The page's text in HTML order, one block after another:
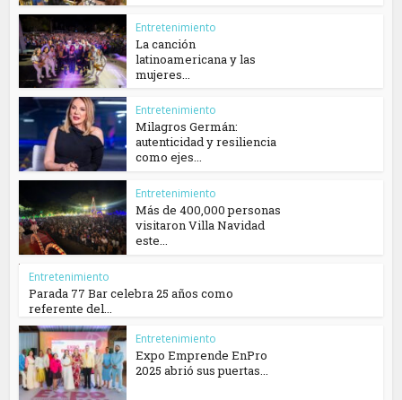
Entretenimiento
La canción
latinoamericana y las
mujeres...
Entretenimiento
Milagros Germán:
autenticidad y resiliencia
como ejes...
Entretenimiento
Más de 400,000 personas
visitaron Villa Navidad
este...
Entretenimiento
Parada 77 Bar celebra 25 años como
referente del...
Entretenimiento
Expo Emprende EnPro
2025 abrió sus puertas...